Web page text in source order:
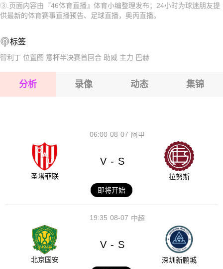
2026-08-15 【奥丙】 阿图斯维尔登VS格来斯多夫
2026-08-15 【奥丙】 阿图斯维尔登VS格来斯多夫
2026-08-15 【奥丙】 阿图斯维尔登VS格来斯多夫
③.页面内容由『46体育直播』体育小编整理发布；24小时为球迷朋友提
供最新的体育赛事直播预告、足球直播，奥丙直播。
标签
智利丁 位置图 意杯半决赛首回合 助威 主力 巴赫
分析 录像 动态 集锦
08-07
06:00 阿甲
圣塔菲联
V - S
拉努斯
即将开始
08-07
19:35 中超
北京国安
V - S
深圳新鹏城